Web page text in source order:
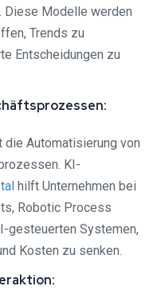
Diese Modelle werden
Trends zu
Entscheidungen zu
Automatisierung von
KI-
hilft Unternehmen bei
Robotic Process
gesteuerten Systemen,
Kosten zu senken.